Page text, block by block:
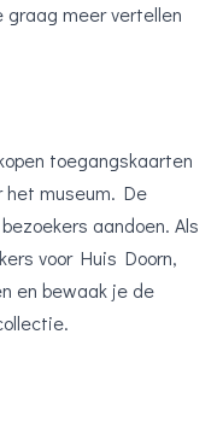
graag meer vertellen
toegangskaarten
het museum. De
aandoen. Als
voor Huis Doorn,
en bewaak je de